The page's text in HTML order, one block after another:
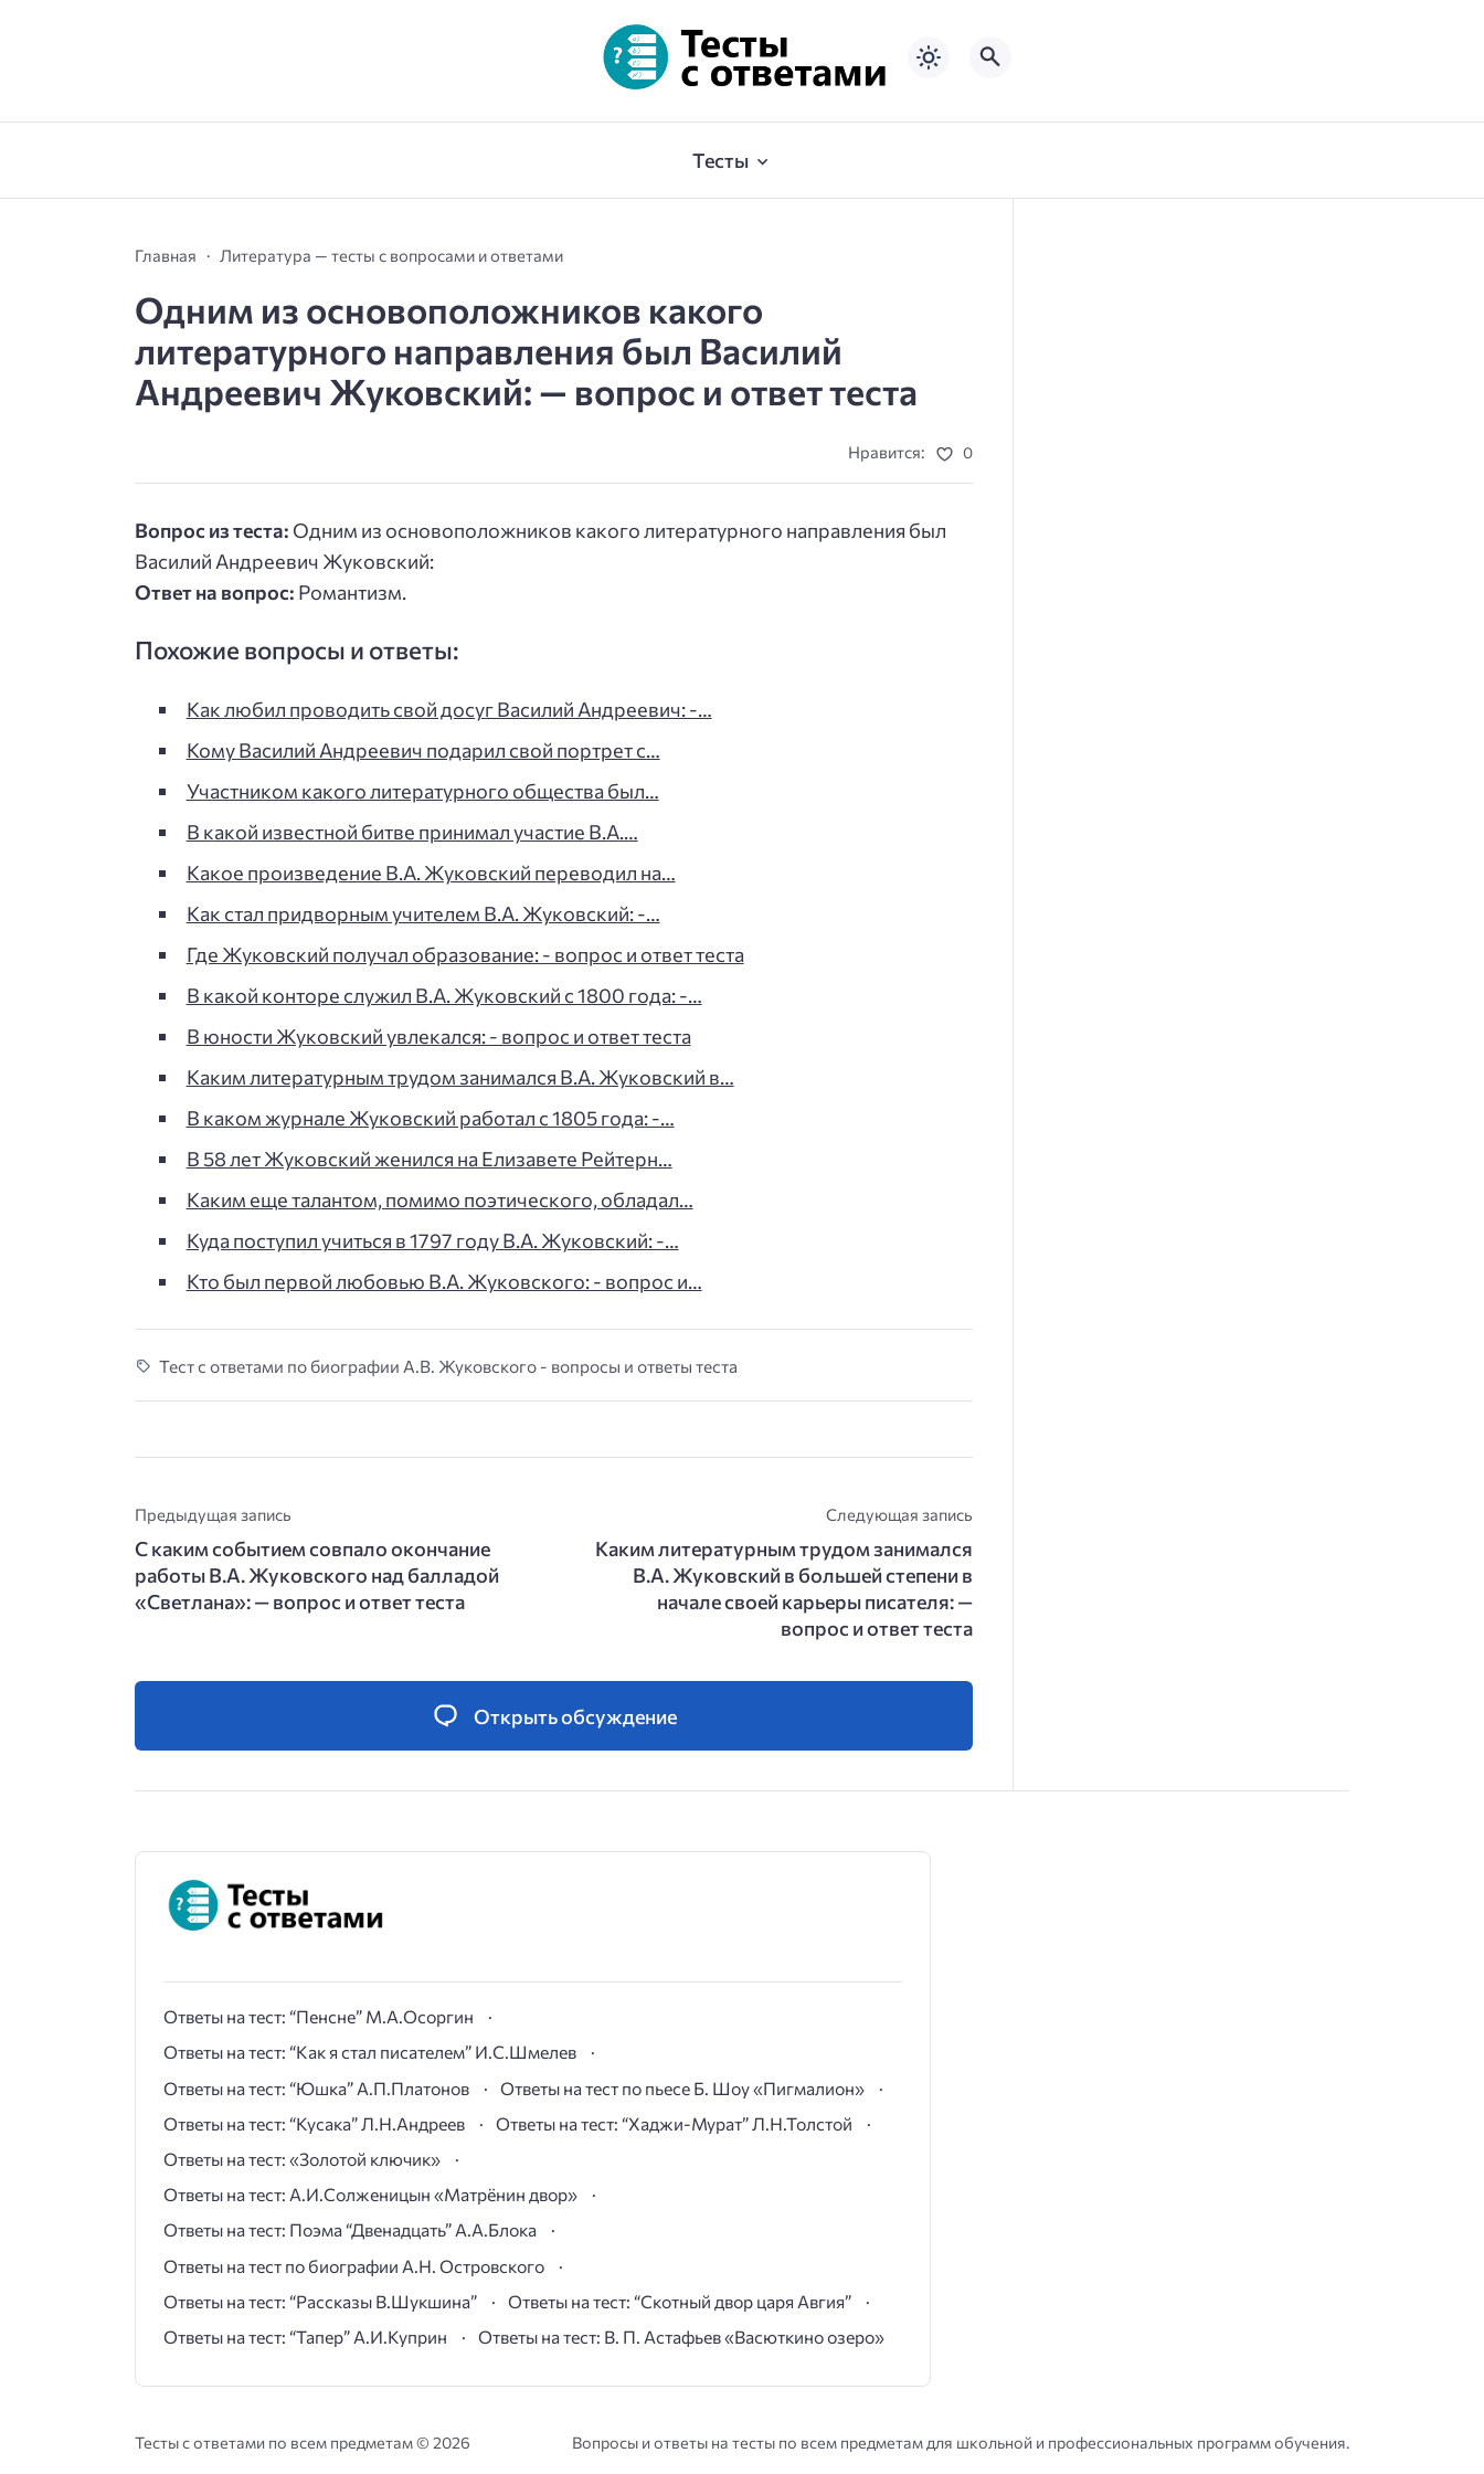
Тесты
Главная Литература — тесты с вопросами и ответами
Одним из основоположников какого
литературного направления был Василий
Андреевич Жуковский: — вопрос и ответ теста
Нравится: 0
Вопрос из теста: Одним из основоположников какого литературного направления был
Василий Андреевич Жуковский:
Ответ на вопрос: Романтизм.
Похожие вопросы и ответы:
Как любил проводить свой досуг Василий Андреевич: -…
Кому Василий Андреевич подарил свой портрет с…
Участником какого литературного общества был…
В какой известной битве принимал участие В.А.…
Какое произведение В.А. Жуковский переводил на…
Как стал придворным учителем В.А. Жуковский: -…
Где Жуковский получал образование: - вопрос и ответ теста
В какой конторе служил В.А. Жуковский с 1800 года: -…
В юности Жуковский увлекался: - вопрос и ответ теста
Каким литературным трудом занимался В.А. Жуковский в…
В каком журнале Жуковский работал с 1805 года: -…
В 58 лет Жуковский женился на Елизавете Рейтерн…
Каким еще талантом, помимо поэтического, обладал…
Куда поступил учиться в 1797 году В.А. Жуковский: -…
Кто был первой любовью В.А. Жуковского: - вопрос и…
Тест с ответами по биографии А.В. Жуковского - вопросы и ответы теста
Предыдущая запись
С каким событием совпало окончание
работы В.А. Жуковского над балладой
«Светлана»: — вопрос и ответ теста
Следующая запись
Каким литературным трудом занимался
В.А. Жуковский в большей степени в
начале своей карьеры писателя: —
вопрос и ответ теста
Открыть обсуждение
Ответы на тест: “Пенсне” М.А.Осоргин
Ответы на тест: “Как я стал писателем” И.С.Шмелев
Ответы на тест: “Юшка” А.П.Платонов
Ответы на тест по пьесе Б. Шоу «Пигмалион»
Ответы на тест: “Кусака” Л.Н.Андреев
Ответы на тест: “Хаджи-Мурат” Л.Н.Толстой
Ответы на тест: «Золотой ключик»
Ответы на тест: А.И.Солженицын «Матрёнин двор»
Ответы на тест: Поэма “Двенадцать” А.А.Блока
Ответы на тест по биографии А.Н. Островского
Ответы на тест: “Рассказы В.Шукшина”
Ответы на тест: “Скотный двор царя Авгия”
Ответы на тест: “Тапер” А.И.Куприн
Ответы на тест: В. П. Астафьев «Васюткино озеро»
Тесты с ответами по всем предметам © 2026 Вопросы и ответы на тесты по всем предметам для школьной и профессиональных программ обучения.